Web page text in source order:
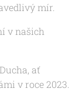
mír.
v našich
Ducha, ať
v roce 2023.